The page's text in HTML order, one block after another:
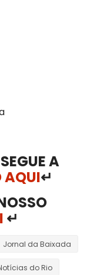
A
AQUI↵
↵
Jornal da Baixada
do Rio